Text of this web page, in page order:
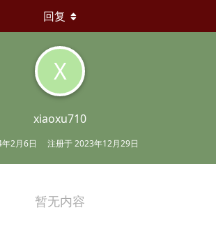
X
xiaoxu710
2月6日 注册于2023年12月29日
回复
暂无内容